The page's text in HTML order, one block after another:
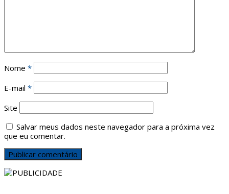
Nome *
E-mail *
Site
Salvar meus dados neste navegador para a próxima vez
que eu comentar.